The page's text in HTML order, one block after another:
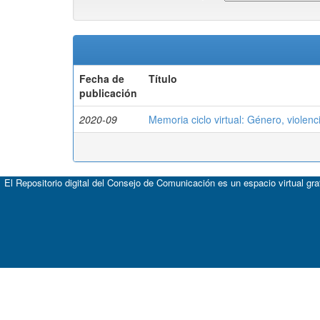
Fecha de
publicación
Título
2020-09 Memoria ciclo virtual: Género,
El Repositorio digital del Consejo de Comunicación es un espacio virtual